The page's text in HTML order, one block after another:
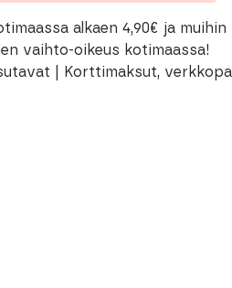
alkaen 4,90€ ja muihin
vaihto-oikeus kotimaassa!
| Korttimaksut,